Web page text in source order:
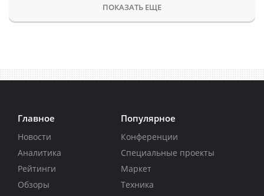
ПОКАЗАТЬ ЕЩЕ
Главное
Новости
Аналитика
Рейтинги
Обзоры
Популярное
Конференции
Специальные проекты
Маркет
Техника